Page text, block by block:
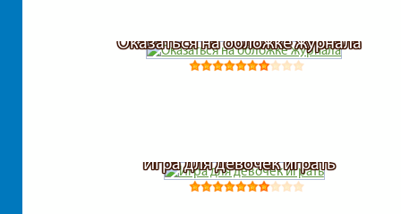
Оказаться на обложке журнала
Игра для девочек играть